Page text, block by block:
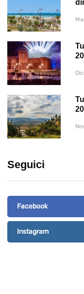
Seguici
Facebook
Instagram